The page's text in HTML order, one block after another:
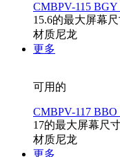
CMBPV-115 BGY
15.6的最大屏幕
材质尼龙
更多
可用的
CMBPV-117 BBO
17的最大屏幕尺
材质尼龙
更多